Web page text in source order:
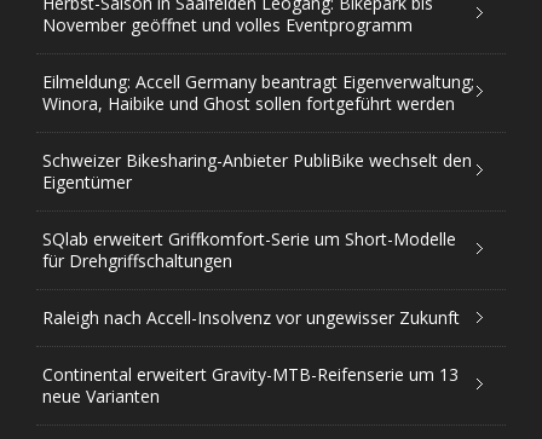
November geöffnet und volles Eventprogramm
Eilmeldung: Accell Germany beantragt Eigenverwaltung;
Winora, Haibike und Ghost sollen fortgeführt werden
Schweizer Bikesharing-Anbieter PubliBike wechselt den
Eigentümer
SQlab erweitert Griffkomfort-Serie um Short-Modelle
für Drehgriffschaltungen
Raleigh nach Accell-Insolvenz vor ungewisser Zukunft
Continental erweitert Gravity-MTB-Reifenserie um 13
neue Varianten